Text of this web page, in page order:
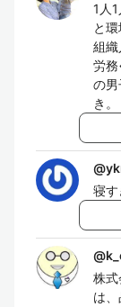
1人
と
組
労
の
き。
@
寝す
@
株
は